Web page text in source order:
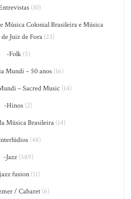
(10)
Música Colonial Brasileira e Música
Juiz de Fora (23)
-Folk(5)
Mundi – 50 anos(16)
– Sacred Music (14)
-Hinos (2)
Música Brasileira(14)
(48)
-Jazz(589)
fusion(11)
/ Cabaret (6)